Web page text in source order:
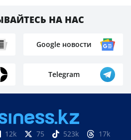
НА НАС
Google новости
Telegram
12k 75 523k 17k